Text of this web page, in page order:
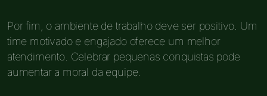
Por fim, o ambiente de trabalho deve ser positivo. Um
time motivado e engajado oferece um melhor
atendimento. Celebrar pequenas conquistas pode
aumentar a moral da equipe.